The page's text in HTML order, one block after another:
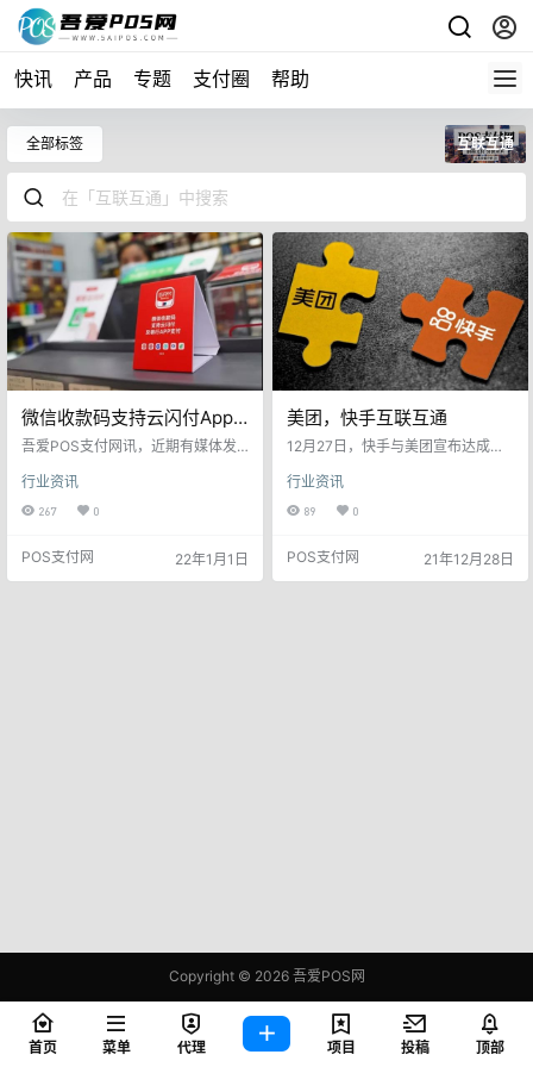
快讯 产品 专题 支付圈 帮助
全部标签 互联互通
微信收款码支持云闪付App
物料已线下出现；微信“九宫
吾爱POS支付网讯，近期有媒体发
持云闪付及银行App支付”的宣传台
卡、海报、桌贴，经询问了解得
兑换“云闪付支付推广套装”，此外购
买“微信官方收款码”也可同时获取云
行业资讯
267 0
POS支付网 22年1月1日
美团，快手互联互通
12月27日，快手与美团宣布达成互
开放平台，打通内容场景营销、在
线交易及线下履约服务能力，共同
容所展开的优势互补合作，将有助
于本地生活服务商家链接“内容种草”
行业资讯
89 0
POS支付网 21年12月28日
Copyright © 2026吾爱POS网
鄂ICP备2021006283号-1
查询 83 次，耗时 0.4606 秒
首页 菜单 代理 项目 投稿 顶部